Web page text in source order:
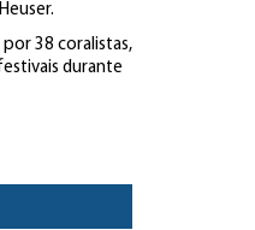
38 coralistas,
durante